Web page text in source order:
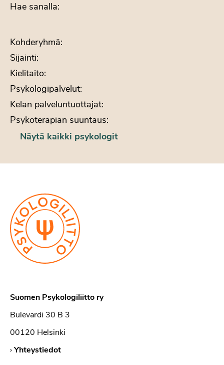
Hae sanalla:
Kohderyhmä:
Sijainti:
Kielitaito:
Psykologipalvelut:
Kelan palveluntuottajat:
Psykoterapian suuntaus:
Näytä kaikki psykologit
Suomen Psykologiliitto ry
Bulevardi 30 B 3
00120 Helsinki
›Yhteystiedot